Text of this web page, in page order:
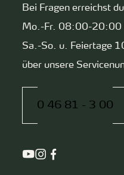
Bei Fragen erreichst
Mo.-Fr. 08:00-20:00
Sa.-So. u. Feiertage
über unsere
0 46 81 - 3 00